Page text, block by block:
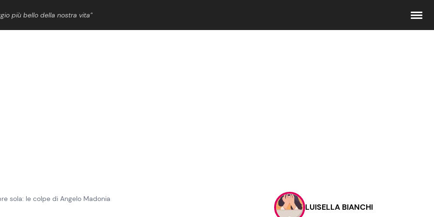
più bello della nostra vita”
Contattaci
Pubblicità
sola: le colpe di Angelo Madonia
LUISELLA BIANCHI